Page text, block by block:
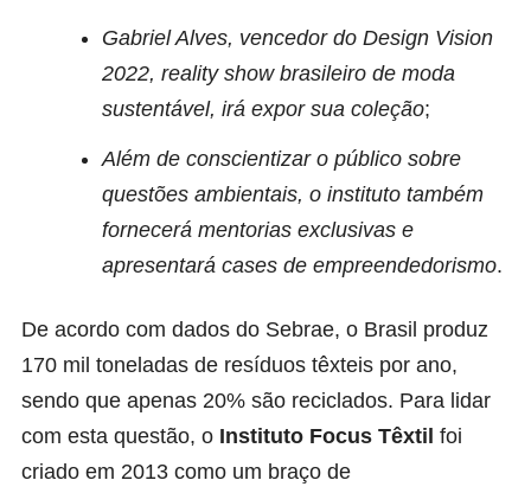
Gabriel Alves, vencedor do Design Vision
2022, reality show brasileiro de moda
sustentável, irá expor sua coleção;
Além de conscientizar o público sobre
questões ambientais, o instituto também
fornecerá mentorias exclusivas e
apresentará cases de empreendedorismo.
De acordo com dados do Sebrae, o Brasil produz
170 mil toneladas de resíduos têxteis por ano,
sendo que apenas 20% são reciclados. Para lidar
com esta questão, o Instituto Focus Têxtil foi
criado em 2013 como um braço de